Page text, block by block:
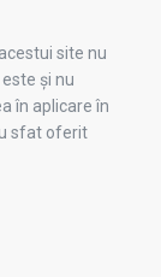
site nu
și nu
în aplicare în
sfat oferit